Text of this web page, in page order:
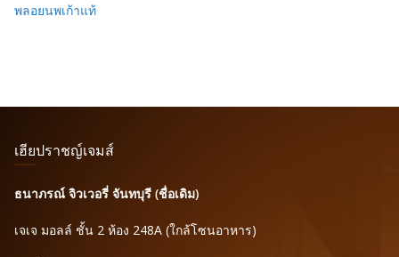
พลอยนพเก้าแท้
เฮียปราชญ์เจมส์
ธนาภรณ์ จิวเวอรี่ จันทบุรี (ชื่อเดิม)
เจเจ มอลล์ ชั้น 2 ห้อง 248A (ใกล้โซนอาหาร)